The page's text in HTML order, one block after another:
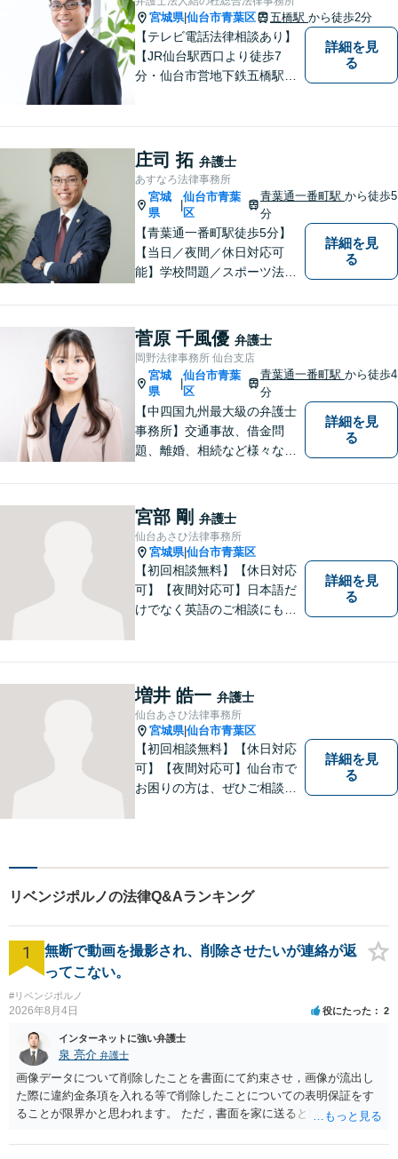
らっしゃることをお聞かせく
ださい。
宮城県|仙台市青葉区 五橋駅 から徒歩2分
【テレビ電話法律相談あり】
【JR仙台駅西口より徒歩7
分・仙台市営地下鉄五橋駅北4
間・土曜相談あり】【明るく
キレイな完全個室相談室】
詳細を見
る
庄司 拓 弁護士
あすなろ法律事務所
宮城
県
仙台市青葉
区
青葉通一番町駅から徒歩5
分
【青葉通一番町駅徒歩5分】
【当日／夜間／休日対応可
能】学校問題／スポーツ法務
／消費者被害／債務整理／相
続／刑事事件など幅広く対
応。悩みを抱えた方が気軽に
相談できるように、親しみや
すい雰囲気作りを心掛けてお
ります。
詳細を見
る
菅原 千風優 弁護士
岡野法律事務所 仙台支店
宮城
県
仙台市青葉
区
青葉通一番町駅から徒歩4
分
【中四国九州最大級の弁護士
事務所】交通事故、借金問
題、離婚、相続など様々な問
料」の相談を行っています！
まずはお気軽にご相談くださ
い！
詳細を見
る
宮部 剛 弁護士
仙台あさひ法律事務所
宮城県|仙台市青葉区
【初回相談無料】【休日対応
可】【夜間対応可】日本語だ
けでなく英語のご相談にも対
い。
詳細を見
る
増井 皓一 弁護士
仙台あさひ法律事務所
宮城県|仙台市青葉区
【初回相談無料】【休日対応
可】【夜間対応可】仙台市で
お困りの方は、ぜひご相談く
詳細を見
る
リベンジポルノの法律Q&Aランキング
1
無断で動画を撮影され、削除させたいが連絡が返
ってこない。
#リベンジポルノ
2026年8月4日 役にたった 2
インターネットに強い弁護士
泉 亮介 弁護士
画像データについて削除したことを書面にて約束させ，画像が流出し
た際に違約金条項を入れる等で削除したことについての表明保証をす
ることが限界かと思われます。 ただ，書面を家に送ると家族に不貞行
除等を求めることは避けたほうが良いかと思われます。